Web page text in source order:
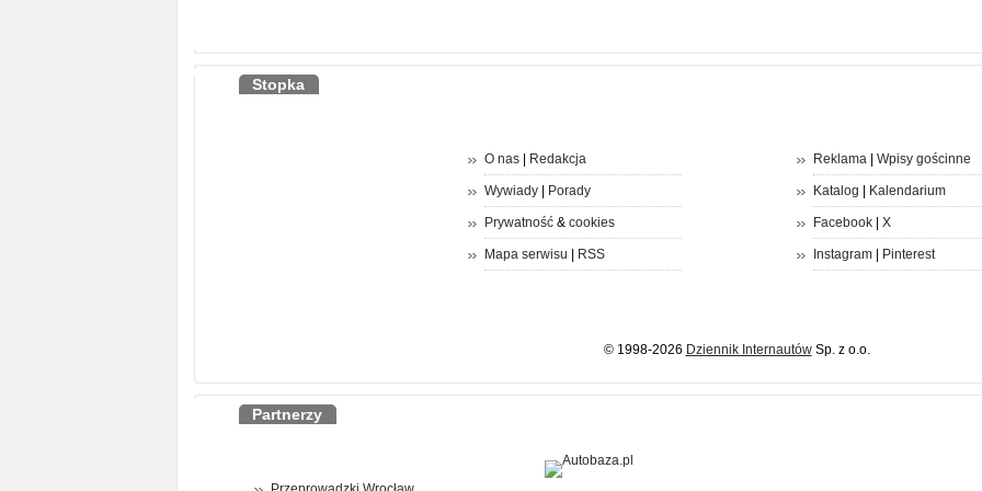
Stopka
O nas| Redakcja
Wywiady| Porady
Prywatność& cookies
Mapa serwisu RSS
Reklama| Wpisy gościnne
Katalog Kalendarium
Facebook| X
Instagram| Pinterest
© 1998-2026 Dziennik InternautówSp. z o.o.
Partnerzy